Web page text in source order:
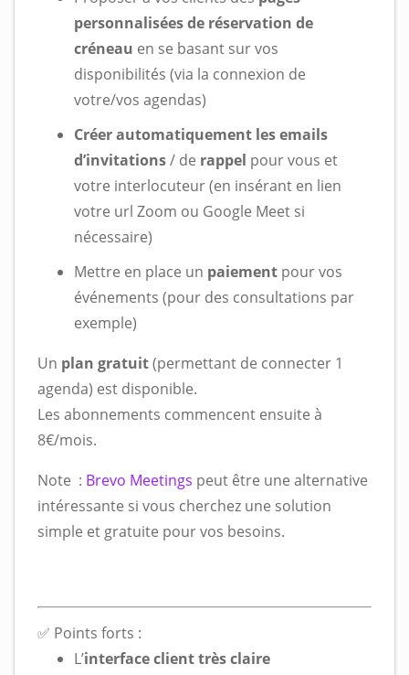
personnalisées de réservation de
créneau en se basant sur vos
disponibilités (via la connexion de
votre/vos agendas)
Créer automatiquement les emails
d’invitations/ de rappel pour vous et
votre interlocuteur (en insérant en lien
votre url Zoom ou Google Meet si
nécessaire)
Mettre en place un paiement pour vos
événements (pour des consultations par
exemple)
Un plan gratuit(permettant de connecter 1
agenda) est disponible.
Les abonnements commencent ensuite à
8€/mois.
Note : Brevo Meetings peut être une alternative
intéressante si vous cherchez une solution
simple et gratuite pour vos besoins.
✅ Points forts :
L’interface client très claire